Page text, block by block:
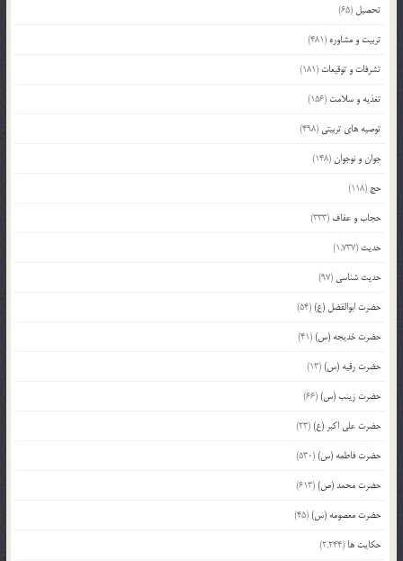
تحصیل (65)
تربیت و مشاوره (481)
تشرفات و توقیعات (181)
تغذیه و سلامت (156)
توصیه های تربیتی (498)
جوان و نوجوان(148)
حج (118)
حجاب و عفاف (333)
حدیث (1,737)
حدیث شناسی (97)
حضرت ابوالفضل (ع)(54)
حضرت خدیجه (س)(41)
حضرت رقیه (س)(13)
حضرت زینب (س)(66)
حضرت علی اکبر (ع)(23)
حضرت فاطمه (س)(530)
حضرت محمد (ص)(613)
حضرت معصومه (س)(45)
حکایت ها (2,244)